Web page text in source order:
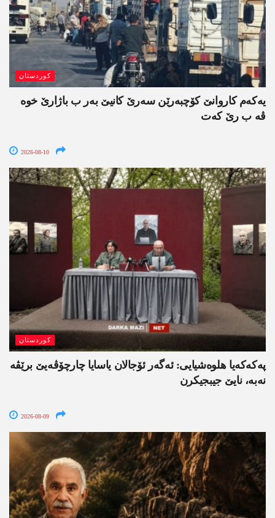
کوردستان
یەکەم کاروانێ کۆچبەرێن سەرێ کانیێ بەر ب باژارێ خوە
ڤە ب رێ کەت
2026-08-10
کوردستان
په‌كه‌كه‌یا هلوه‌شیایی: ئەگەر ئۆجالان یاسایا چارچۆڤەیێ برێڤە
نه‌به‌، نایێ جیبجیکرن
2026-08-09